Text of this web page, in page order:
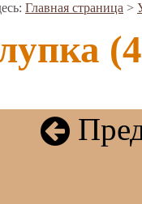
Главная страница >